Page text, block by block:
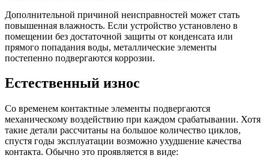
Дополнительной причиной неисправностей может стать
повышенная влажность. Если устройство установлено в
помещении без достаточной защиты от конденсата или
прямого попадания воды, металлические элементы
постепенно подвергаются коррозии.
Естественный износ
Со временем контактные элементы подвергаются
механическому воздействию при каждом срабатывании. Хотя
такие детали рассчитаны на большое количество циклов,
спустя годы эксплуатации возможно ухудшение качества
контакта. Обычно это проявляется в виде: